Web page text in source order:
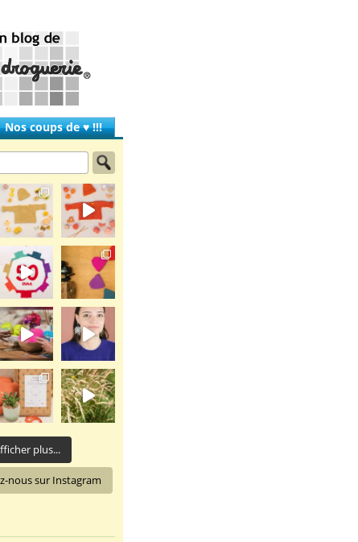
Nos coups de ♥ !!!
plus...
nous sur Instagram